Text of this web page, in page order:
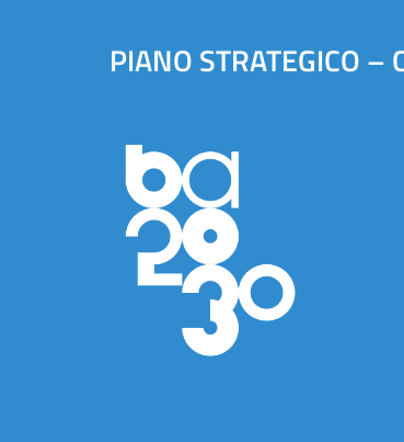
PIANO STRATEGICO –